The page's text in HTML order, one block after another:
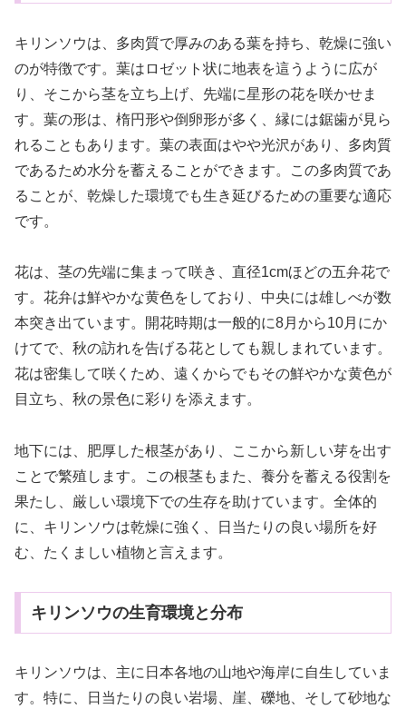
キリンソウは、多肉質で厚みのある葉を持ち、乾燥に強い
のが特徴です。葉はロゼット状に地表を這うように広が
り、そこから茎を立ち上げ、先端に星形の花を咲かせま
す。葉の形は、楕円形や倒卵形が多く、縁には鋸歯が見ら
れることもあります。葉の表面はやや光沢があり、多肉質
であるため水分を蓄えることができます。この多肉質であ
ることが、乾燥した環境でも生き延びるための重要な適応
です。
花は、茎の先端に集まって咲き、直径1cmほどの五弁花で
す。花弁は鮮やかな黄色をしており、中央には雄しべが数
本突き出ています。開花時期は一般的に8月から10月にか
けてで、秋の訪れを告げる花としても親しまれています。
花は密集して咲くため、遠くからでもその鮮やかな黄色が
目立ち、秋の景色に彩りを添えます。
地下には、肥厚した根茎があり、ここから新しい芽を出す
ことで繁殖します。この根茎もまた、養分を蓄える役割を
果たし、厳しい環境下での生存を助けています。全体的
に、キリンソウは乾燥に強く、日当たりの良い場所を好
む、たくましい植物と言えます。
キリンソウの生育環境と分布
キリンソウは、主に日本各地の山地や海岸に自生していま
す。特に、日当たりの良い岩場、崖、礫地、そして砂地な